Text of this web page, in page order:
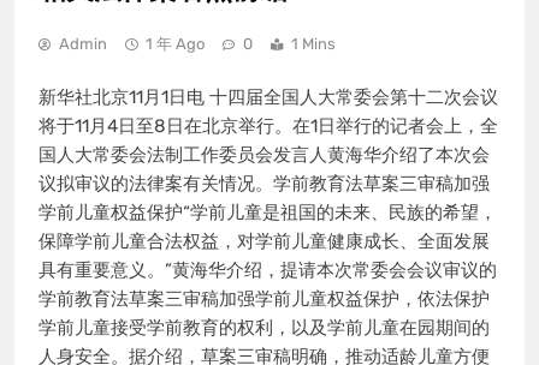
Admin 1 年 Ago 0 1 Mins
新华社北京11月1日电 十四届全国人大常委会第十二次会议
将于11月4日至8日在北京举行。在1日举行的记者会上，全
国人大常委会法制工作委员会发言人黄海华介绍了本次会
议拟审议的法律案有关情况。学前教育法草案三审稿加强
学前儿童权益保护“学前儿童是祖国的未来、民族的希望，
保障学前儿童合法权益，对学前儿童健康成长、全面发展
具有重要意义。”黄海华介绍，提请本次常委会会议审议的
学前教育法草案三审稿加强学前儿童权益保护，依法保护
学前儿童接受学前教育的权利，以及学前儿童在园期间的
人身安全。据介绍，草案三审稿明确，推动适龄儿童方便